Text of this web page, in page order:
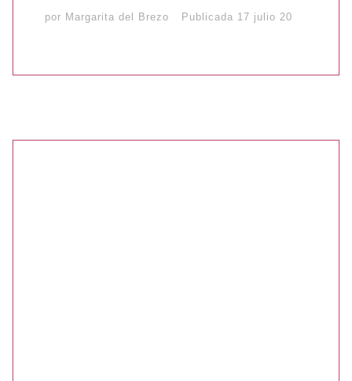
por Margarita del Brezo Publicada 17 julio 20